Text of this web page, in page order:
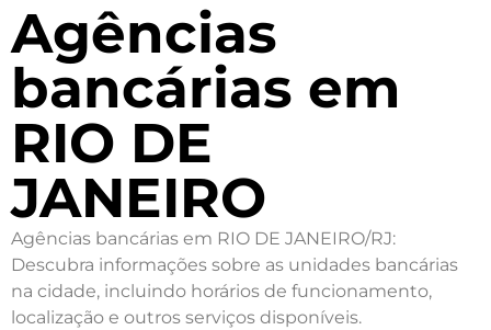
Agências
bancárias em
RIO DE
JANEIRO
Agências bancárias em RIO DE JANEIRO/RJ:
Descubra informações sobre as unidades bancárias
na cidade, incluindo horários de funcionamento,
localização e outros serviços disponíveis.